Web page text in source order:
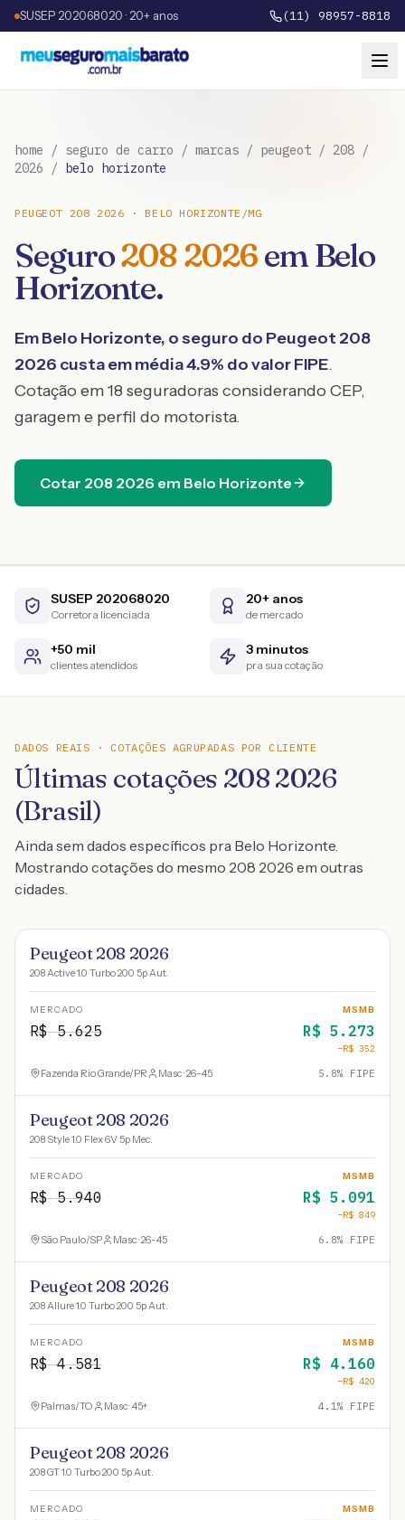
SUSEP 202068020 · 20+ anos (11) 98957-8818
home / seguro de carro / marcas / peugeot / 208 /
2026 / belo horizonte
PEUGEOT 208 2026 ·BELO HORIZONTE /MG
Seguro2082026emBelo
Horizonte.
EmBelo Horizonte, o seguro do Peugeot 208
2026 custa em média4.9% do valor FIPE.
Cotação em 18 seguradoras considerando CEP,
garagem e perfil do motorista.
Cotar 208 2026 em Belo Horizonte
SUSEP 202068020
Corretora licenciada
20+ anos
de mercado
+50 mil
clientes atendidos
3 minutos
pra sua cotação
DADOS REAIS · COTAÇÕES AGRUPADAS POR CLIENTE
Últimas cotações 208 2026
(Brasil)
Ainda sem dados específicos pra Belo Horizonte.
Mostrando cotações do mesmo 208 2026 em outras
cidades.
Peugeot 208 2026
208 Active 1.0 Turbo 200 5p Aut.
MERCADO
R$5.625
MSMB
R$ 5.273
−R$ 352
Fazenda Rio Grande/PR Masc · 26-45 5.8% FIPE
Peugeot 208 2026
208 Style 1.0 Flex 6V 5p Mec.
MERCADO
R$5.940
MSMB
R$ 5.091
−R$ 849
São Paulo/SP Masc · 26-45 6.8% FIPE
Peugeot 208 2026
208 Allure 1.0 Turbo 200 5p Aut.
MERCADO
R$4.581
MSMB
R$ 4.160
−R$ 420
Palmas/TO Masc · 45+ 4.1% FIPE
Peugeot 208 2026
208 GT 1.0 Turbo 200 5p Aut.
MERCADO MSMB